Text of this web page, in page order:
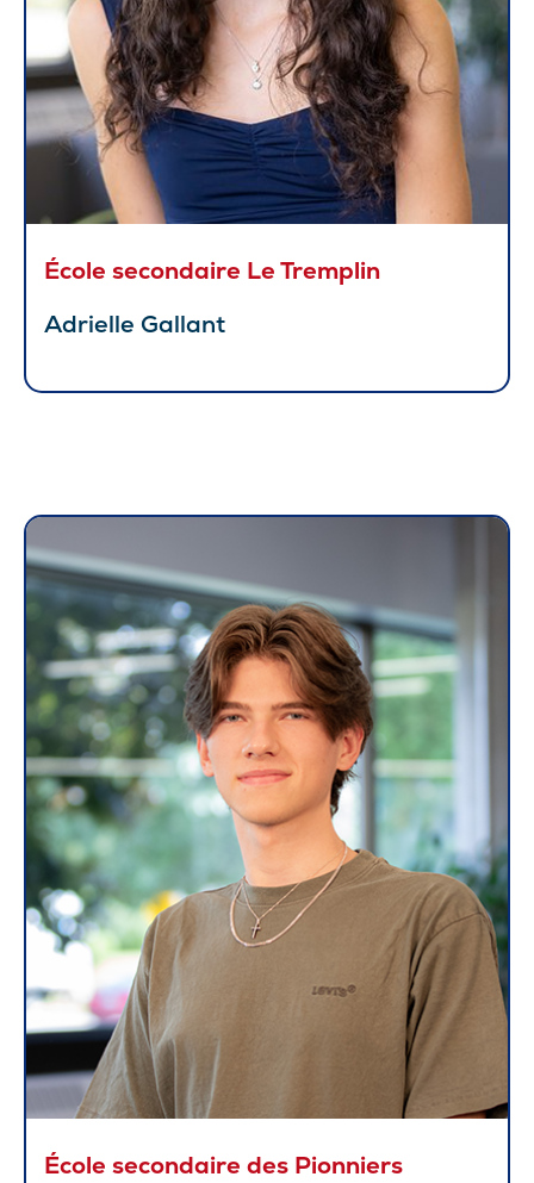
École secondaire Le Tremplin
Adrielle Gallant
École secondaire des Pionniers